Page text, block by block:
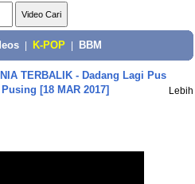
K-POP BBM
TERBALIK - Dadang Lagi Pus
[18 MAR 2017]
Lebih